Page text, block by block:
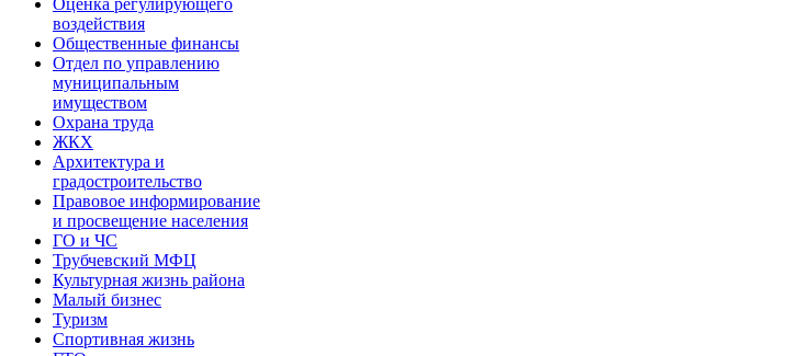
Оценка регулирующего
воздействия
Общественные финансы
Отдел по управлению
муниципальным
имуществом
Охрана труда
ЖКХ
Архитектура и
градостроительство
Правовое информирование
и просвещение населения
ГО и ЧС
Трубчевский МФЦ
Культурная жизнь района
Малый бизнес
Туризм
Спортивная жизнь